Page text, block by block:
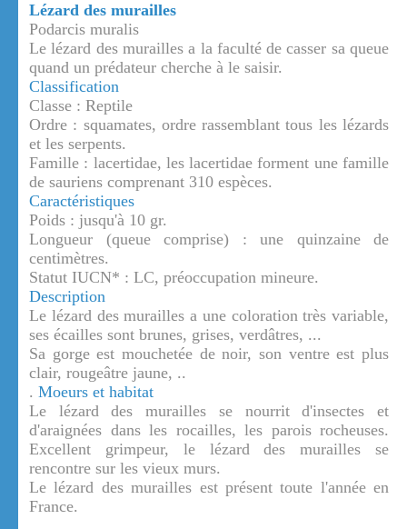
Lézard des murailles
Podarcis muralis
Le lézard des murailles a la faculté de casser sa queue
quand un prédateur cherche à le saisir.
Classification
Classe : Reptile
Ordre : squamates, ordre rassemblant tous les lézards
et les serpents.
Famille : lacertidae, les lacertidae forment une famille
de sauriens comprenant 310 espèces.
Caractéristiques
Poids : jusqu'à 10 gr.
Longueur (queue comprise) : une quinzaine de
centimètres.
Statut IUCN* : LC, préoccupation mineure.
Description
Le lézard des murailles a une coloration très variable,
ses écailles sont brunes, grises, verdâtres, ...
Sa gorge est mouchetée de noir, son ventre est plus
clair, rougeâtre jaune, ..
. Moeurs et habitat
Le lézard des murailles se nourrit d'insectes et
d'araignées dans les rocailles, les parois rocheuses.
Excellent grimpeur, le lézard des murailles se
rencontre sur les vieux murs.
Le lézard des murailles est présent toute l'année en
France.